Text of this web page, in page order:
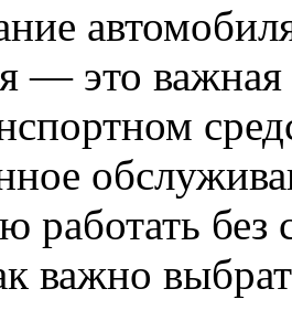
— это
работать
важно